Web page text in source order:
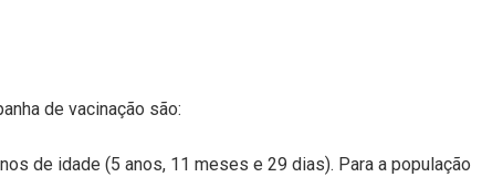
de vacinação são:
de idade (5 anos, 11 meses e 29 dias). Para a população